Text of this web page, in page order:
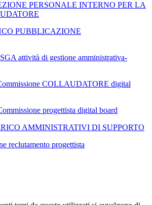
PERSONALE INTERNO PER LA
PUBBLICAZIONE
attività di gestione amministrativa-
COLLAUDATORE digital
progettista digital board
AMMINISTRATIVI DI SUPPORTO
reclutamento progettista